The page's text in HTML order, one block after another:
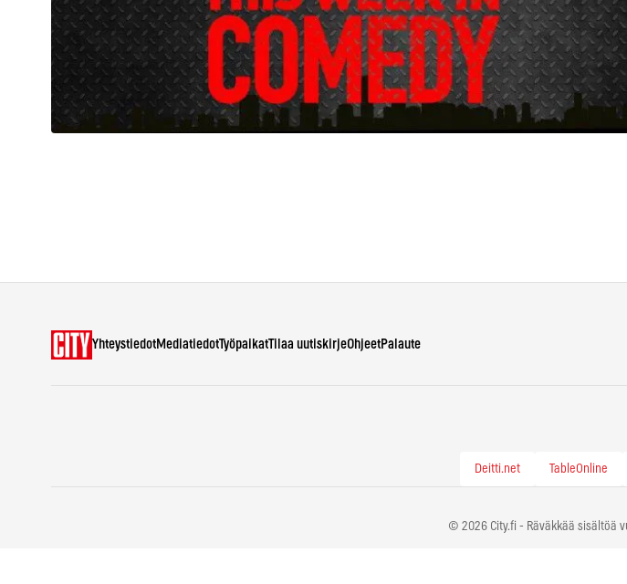
YhteystiedotMediatiedotTyöpaikatTilaa uutiskirjeOhjeetPalaute
Deitti.net TableOnline
© 2026 City.fi - Räväkkää sisältöä